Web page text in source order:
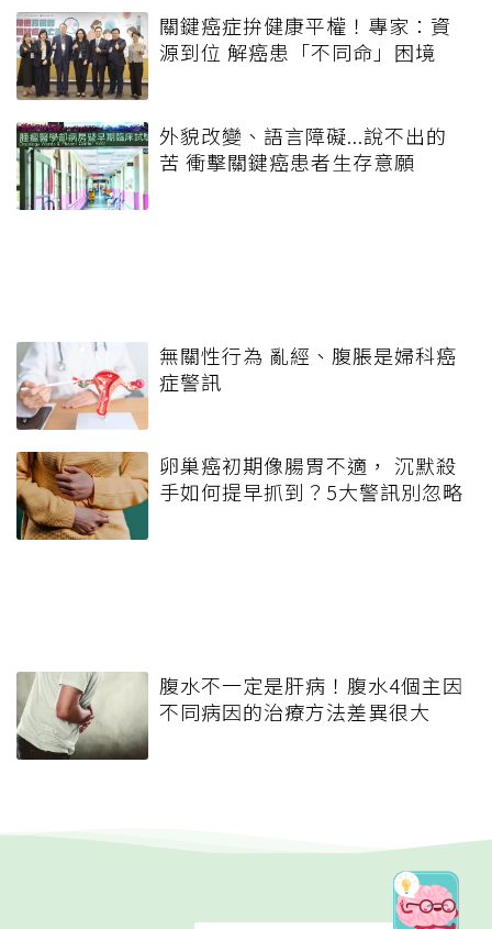
關鍵癌症拚健康平權！專家：資
源到位 解癌患「不同命」困境
外貌改變、語言障礙...說不出的
苦 衝擊關鍵癌患者生存意願
無關性行為 亂經、腹脹是婦科癌
症警訊
卵巢癌初期像腸胃不適， 沉默殺
手如何提早抓到？5大警訊別忽略
腹水不一定是肝病！腹水4個主因
不同病因的治療方法差異很大